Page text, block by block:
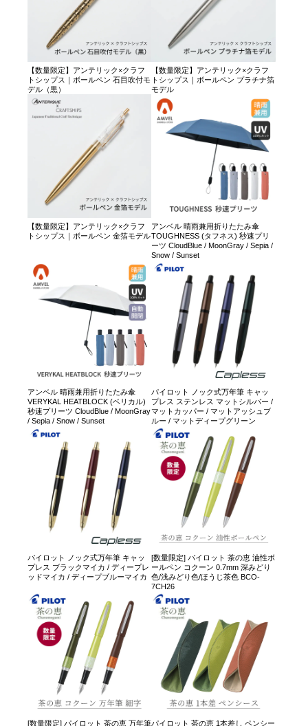
【数量限定】アンテリック×クラフ
トシップス｜ボールペン 石目吹付モ
デル（黒）
【数量限定】アンテリック×クラフ
トシップス｜ボールペン プラチナ箔
モデル
【数量限定】アンテリック×クラフ
トシップス｜ボールペン 金箔モデル
アンベル 晴雨兼用折りたたみ傘
TOUGHNESS (タフネス) 秒速プリ
ーツ CloudBlue / MoonGray / Sepia /
Snow / Sunset
アンベル 晴雨兼用折りたたみ傘
VERYKAL HEATBLOCK (ベリカル)
秒速プリーツ CloudBlue / MoonGray
/ Sepia / Snow / Sunset
パイロット ノック式万年筆 キャッ
プレス ステンレス マットシルバー /
マットカッパー / マットアッシュブ
ルー / マットディープグリーン
パイロット ノック式万年筆 キャッ
プレス ブラックマイカ / ディープレ
ッドマイカ / ディープブルーマイカ
[数量限定] パイロット 茶の恵 油性ボ
ールペン コクーン 0.7mm 深みどり
色/浅みどり色/ほうじ茶色 BCO-
7CH26
[数量限定] パイロット 茶の恵 万年筆パイロット 茶の恵 1本差し ペンシー